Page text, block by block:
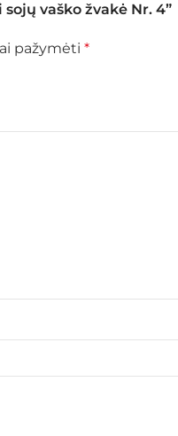
vaško žvakė Nr. 4”
pažymėti *